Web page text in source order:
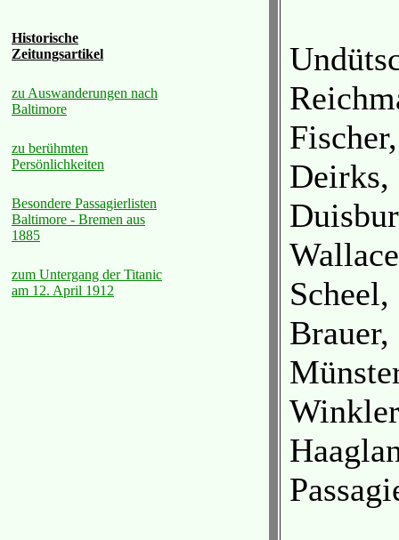
Historische
Zeitungsartikel
zu Auswanderungen nach
Baltimore
zu berühmten
Persönlichkeiten
Besondere Passagierlisten
Baltimore - Bremen aus
1885
zum Untergang der Titanic
am 12. April 1912